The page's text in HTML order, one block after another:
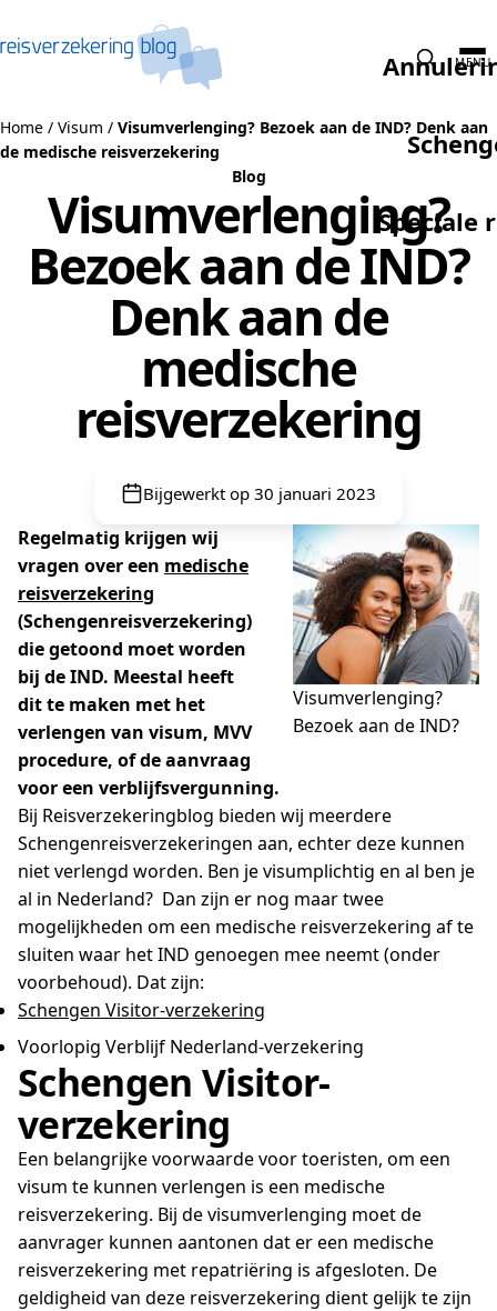
Speciale
MENU
Home / Visum / Visumverlenging? Bezoek aan de IND? Denk aan
de medische reisverzekering
Blog
Visumverlenging?
Bezoek aan de IND?
Denk aan de
medische
reisverzekering
Bijgewerkt op 30 januari 2023
Visumverlenging?
Bezoek aan de IND?
Regelmatig krijgen wij
vragen over een medische
reisverzekering
(Schengenreisverzekering)
die getoond moet worden
bij de IND. Meestal heeft
dit te maken met het
verlengen van visum, MVV
procedure, of de aanvraag
voor een verblijfsvergunning.
Bij Reisverzekeringblog bieden wij meerdere
Schengenreisverzekeringen aan, echter deze kunnen
niet verlengd worden. Ben je visumplichtig en al ben je
al in Nederland? Dan zijn er nog maar twee
mogelijkheden om een medische reisverzekering af te
sluiten waar het IND genoegen mee neemt (onder
voorbehoud). Dat zijn:
Schengen Visitor-verzekering
Voorlopig Verblijf Nederland-verzekering
Schengen Visitor-
verzekering
Een belangrijke voorwaarde voor toeristen, om een
visum te kunnen verlengen is een medische
reisverzekering. Bij de visumverlenging moet de
aanvrager kunnen aantonen dat er een medische
reisverzekering met repatriëring is afgesloten. De
geldigheid van deze reisverzekering dient gelijk te zijn